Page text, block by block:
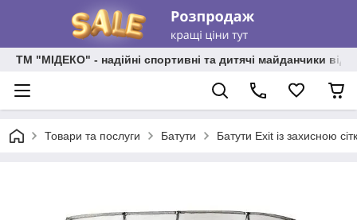
ТМ "МІДЕКО" - надійні спортивні та дитячі майданчики від
Товари та послуги Батути Батути Exit із захисною